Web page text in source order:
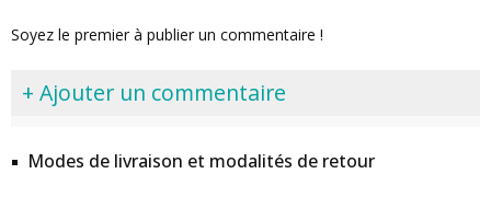
Soyez le premier à publier un commentaire !
+ Ajouter un commentaire
Modes de livraison et modalités de retour